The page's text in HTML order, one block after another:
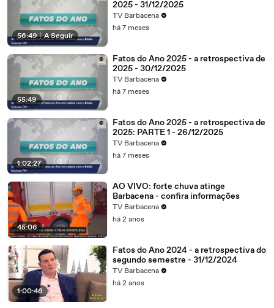
56:49 | A Seguir
2025 - 31/12/2025
TV Barbacena
há 7 meses
55:49
Fatos do Ano 2025 - a retrospectiva de
2025 - 30/12/2025
TV Barbacena
há 7 meses
1:02:27
Fatos do Ano 2025 - a retrospectiva de
2025: PARTE 1 - 26/12/2025
TV Barbacena
há 7 meses
45:06
AO VIVO: forte chuva atinge
Barbacena - confira informações
TV Barbacena
há 2 anos
1:00:46
Fatos do Ano 2024 - a retrospectiva do
segundo semestre - 31/12/2024
TV Barbacena
há 2 anos